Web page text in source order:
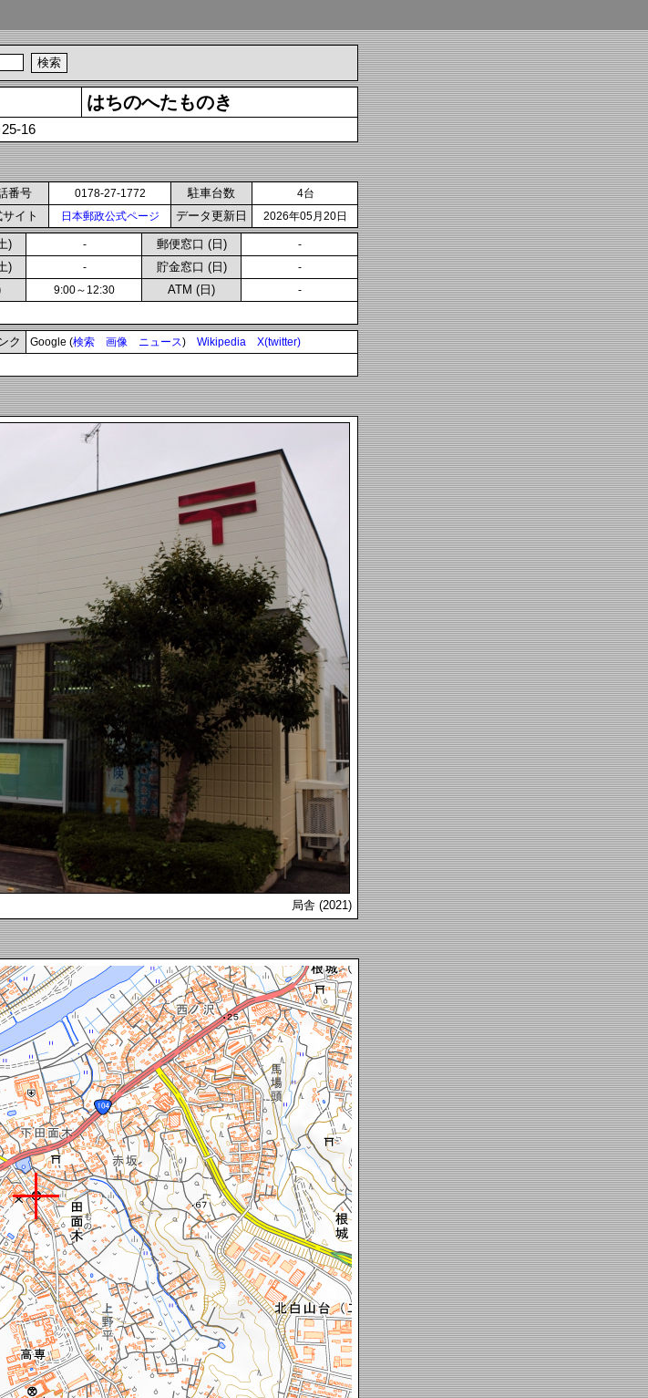
はちのへたものき
16
番号 0178-27-1772 駐車台数 4台
イト 日本郵政公式ページ データ更新日 2026年05月20日
) - 郵便窓口 (日) -
) - 貯金窓口 (日) -
9:00～12:30 ATM (日) -
ク Google (検索 画像 ニュース) Wikipedia X(twitter)
局舎 (2021)